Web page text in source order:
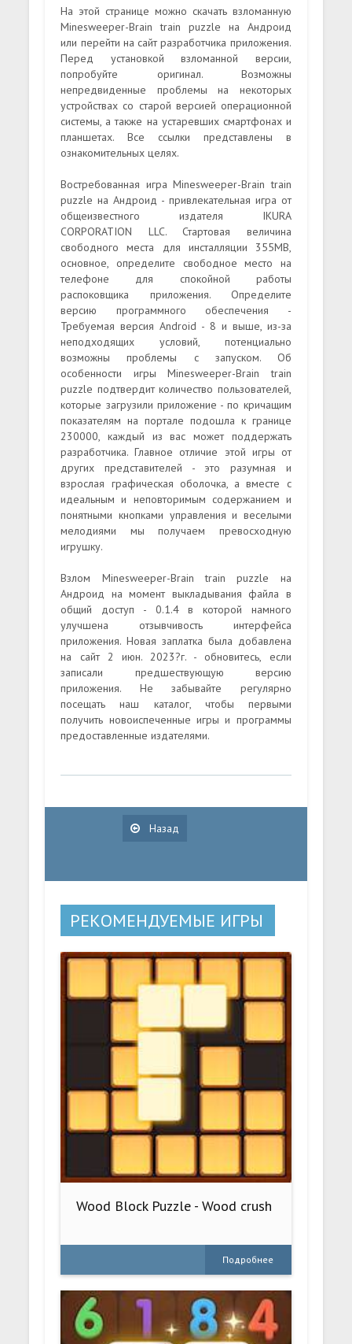
На этой странице можно скачать взломанную
Minesweeper-Brain train puzzle на Андроид
или перейти на сайт разработчика приложения.
Перед установкой взломанной версии,
попробуйте оригинал. Возможны
непредвиденные проблемы на некоторых
устройствах со старой версией операционной
системы, а также на устаревших смартфонах и
планшетах. Все ссылки представлены в
ознакомительных целях.
Востребованная игра Minesweeper-Brain train
puzzle на Андроид - привлекательная игра от
общеизвестного издателя IKURA
CORPORATION LLC. Стартовая величина
свободного места для инсталляции 355MB,
основное, определите свободное место на
телефоне для спокойной работы
распоковщика приложения. Определите
версию программного обеспечения -
Требуемая версия Android - 8 и выше, из-за
неподходящих условий, потенциально
возможны проблемы с запуском. Об
особенности игры Minesweeper-Brain train
puzzle подтвердит количество пользователей,
которые загрузили приложение - по кричащим
показателям на портале подошла к границе
230000, каждый из вас может поддержать
разработчика. Главное отличие этой игры от
других представителей - это разумная и
взрослая графическая оболочка, а вместе с
идеальным и неповторимым содержанием и
понятными кнопками управления и веселыми
мелодиями мы получаем превосходную
игрушку.
Взлом Minesweeper-Brain train puzzle на
Андроид на момент выкладывания файла в
общий доступ - 0.1.4 в которой намного
улучшена отзывчивость интерфейса
приложения. Новая заплатка была добавлена
на сайт 2 июн. 2023?г. - обновитесь, если
записали предшествующую версию
приложения. Не забывайте регулярно
посещать наш каталог, чтобы первыми
получить новоиспеченные игры и программы
предоставленные издателями.
Назад
РЕКОМЕНДУЕМЫЕ ИГРЫ
Wood Block Puzzle - Wood crush
Подробнее